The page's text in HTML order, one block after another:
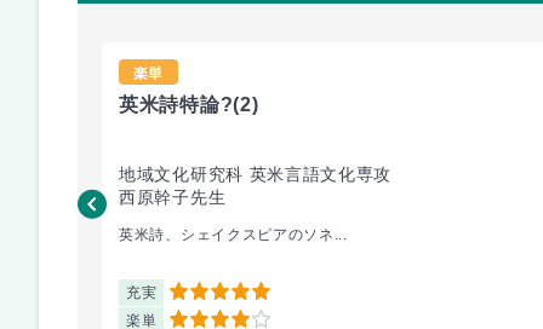
楽単
英米詩特論?(2)
地域文化研究科 英米言語文化専攻
西原幹子先生
英米詩、シェイクスピアのソネ...
充実 5
楽単 4